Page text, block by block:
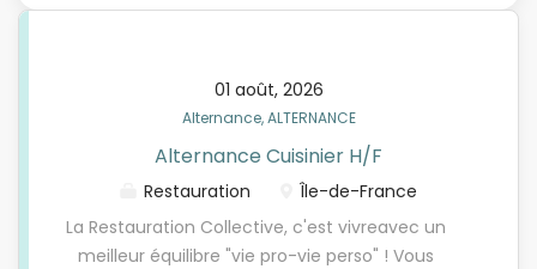
01 août, 2026
Alternance, ALTERNANCE
Alternance Cuisinier H/F
Restauration
Île-de-France
La Restauration Collective, c'est vivreavec un
meilleur équilibre "vie pro-vie perso" ! Vous